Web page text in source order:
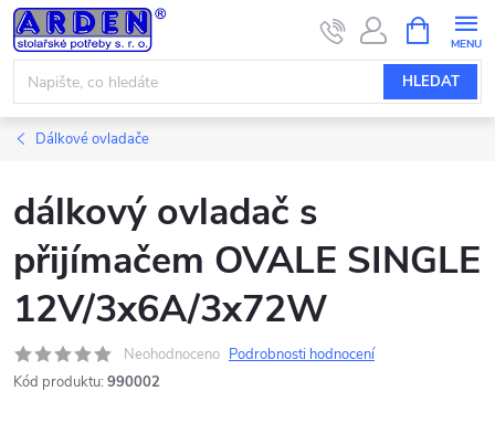
Přejít
na
obsah
HLEDAT
NÁKUPNÍ
KOŠÍK
Dálkové ovladače
dálkový ovladač s
přijímačem OVALE SINGLE
12V/3x6A/3x72W
Neohodnoceno Podrobnosti hodnocení
Kód produktu: 990002